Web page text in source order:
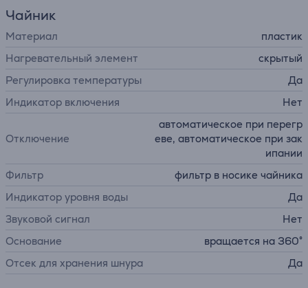
Чайник
Материал
пластик
Нагревательный элемент
cкрытый
Регулировка температуры
Да
Индикатор включения
Нет
Отключение
автоматическое при перегр
еве, автоматическое при зак
ипании
Фильтр
фильтр в носике чайника
Индикатор уровня воды
Да
Звуковой сигнал
Нет
Основание
вращается на 360°
Отсек для хранения шнура
Да